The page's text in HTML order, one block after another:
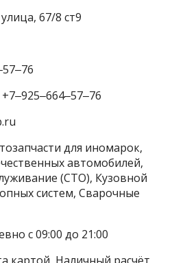
67/8 ст9
для иномарок,
автомобилей,
(СТО), Кузовной
систем, Сварочные
с 09:00 до 21:00